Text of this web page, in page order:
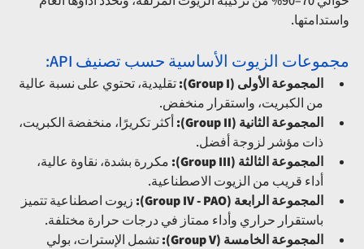
واستدامتها.
مجموعات الزيوت الأساسية حسب تصنيف API:
المجموعة الأولى (Group I):
تقليدية، تحتوي على نسبة عالية
من الكبريت، واستقرار منخفض.
المجموعة الثانية (Group II):
أكثر تكريرًا، منخفضة الكبريت،
ذات مؤشر لزوجة أفضل.
المجموعة الثالثة (Group III):
مكررة بشدة، نقاوة عالية،
أداء قريب من الزيوت الاصطناعية.
المجموعة الرابعة (Group IV - PAO):
زيوت اصطناعية تتميز
باستقرار حراري وأداء ممتاز في درجات حرارة مختلفة.
المجموعة الخامسة (Group V):
تشمل الإسترات، بولي